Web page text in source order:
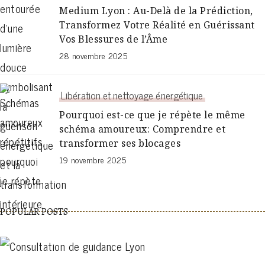
Medium Lyon : Au-Delà de la Prédiction,
Transformez Votre Réalité en Guérissant
Vos Blessures de l’Âme
28 novembre 2025
Libération et nettoyage énergétique
Pourquoi est-ce que je répète le même
schéma amoureux: Comprendre et
transformer ses blocages
19 novembre 2025
POPULAR POSTS